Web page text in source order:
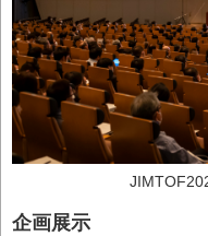
企画展示